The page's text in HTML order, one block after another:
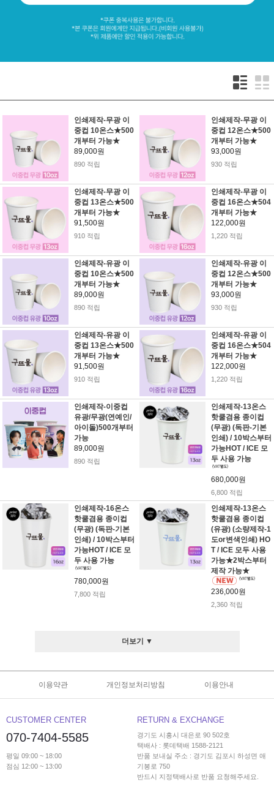
인쇄제작-무광 이
중컵 10온스★500
개부터 가능★
89,000원
890 적립
인쇄제작-무광 이
중컵 12온스★500
개부터 가능★
93,000원
930 적립
인쇄제작-무광 이
중컵 13온스★500
개부터 가능★
91,500원
910 적립
인쇄제작-무광 이
중컵 16온스★504
개부터 가능★
122,000원
1,220 적립
인쇄제작-유광 이
중컵 10온스★500
개부터 가능★
89,000원
890 적립
인쇄제작-유광 이
중컵 12온스★500
개부터 가능★
93,000원
930 적립
인쇄제작-유광 이
중컵 13온스★500
개부터 가능★
91,500원
910 적립
인쇄제작-유광 이
중컵 16온스★504
개부터 가능★
122,000원
1,220 적립
인쇄제작-이중컵
유광/무광(연예인/
아이돌)500개부터
가능
89,000원
890 적립
인쇄제작-13온스
핫쿨겸용 종이컵
(무광) (독판-기본
인쇄) / 10박스부터
가능HOT / ICE 모
두 사용 가능
680,000원
6,800 적립
인쇄제작-16온스
핫쿨겸용 종이컵
(무광) (독판-기본
인쇄) / 10박스부터
가능HOT / ICE 모
두 사용 가능
780,000원
7,800 적립
인쇄제작-13온스
핫쿨겸용 종이컵
(유광) (소량제작-1
도or변색인쇄) HO
T / ICE 모두 사용
가능★2박스부터
제작 가능★
236,000원
2,360 적립
더보기 ▼
이용약관 개인정보처리방침 이용안내
CUSTOMER CENTER
070-7404-5585
평일 09:00 ~ 18:00
점심 12:00 ~ 13:00
RETURN & EXCHANGE
경기도 시흥시 대은로 90 502호
택배사 : 롯데택배 1588-2121
반품 보내실 주소 : 경기도 김포시 하성면 애
기봉로 750
반드시 지정택배사로 반품 요청해주세요.